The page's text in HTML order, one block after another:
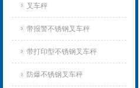
叉车秤
带报警不锈钢叉车秤
带打印型不锈钢叉车秤
防爆不锈钢叉车秤